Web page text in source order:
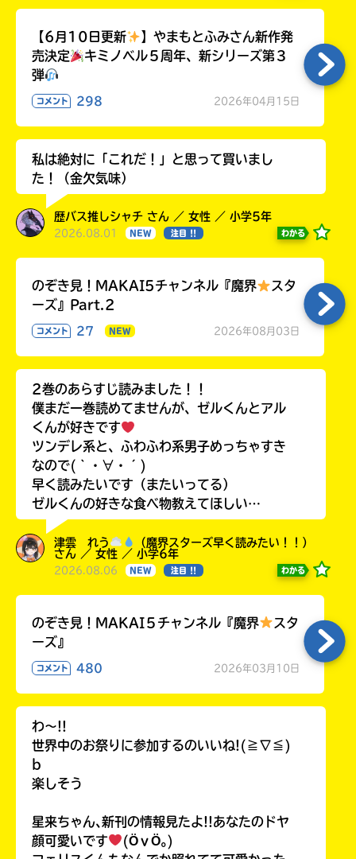
【6月10日更新
】やまもとふみさん新作発
売決定
キミノベル５周年、新シリーズ第３
弾
コメント 298 2026年04月15日
私は絶対に「これだ！」と思って買いまし
た！（金欠気味）
歴バス推しシャチ さん ／ 女性 ／ 小学5年
2026.08.01 NEW 注目 !! わかる
のぞき見！MAKAI5チャンネル『魔界
スタ
ーズ』Part.2
コメント 27 NEW 2026年08月03日
2巻のあらすじ読みました！！
僕まだ一巻読めてませんが、ゼルくんとアル
くんが好きです
ツンデレ系と、ふわふわ系男子めっちゃすき
なので(｀・∀・´)
早く読みたいです（またいってる）
ゼルくんの好きな食べ物教えてほしい…
津雲 れう
（魔界スターズ早く読みたい！！）
さん ／ 女性 ／ 小学6年
2026.08.06 NEW 注目 !! わかる
のぞき見！MAKAI５チャンネル『魔界
スタ
ーズ』
コメント 480 2026年03月10日
わ〜!!
世界中のお祭りに参加するのいいね!(≧∇≦)
b
楽しそう
星来ちゃん､新刊の情報見たよ!!あなたのドヤ
顔可愛いです
(ӦｖӦ｡)